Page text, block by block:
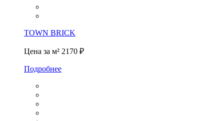
TOWN BRICK
Цена за м² 2170 ₽
Подробнее